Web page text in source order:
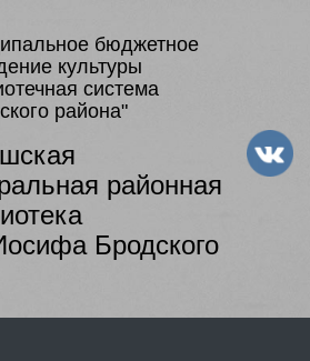
бюджетное
культуры
система
района"
районная
Бродского